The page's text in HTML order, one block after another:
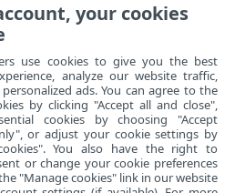
定>Webとメール> Web
トの表示
your cookies
use cookies to give you the best
analyze our website traffic,
ads. You can agree to the
by clicking "Accept all and close",
cookies by choosing "Accept
or adjust your cookie settings by
You also have the right to
or change your cookie preferences
"Manage cookies" link in our website